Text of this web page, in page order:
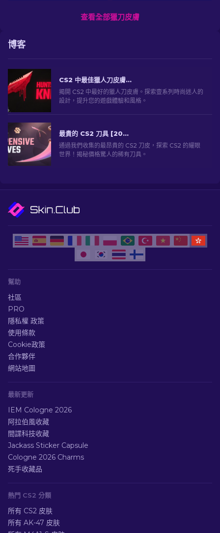
查看全部獵刀皮膚
博客
CS2 中最佳獵人刀皮膚 [2026]
揭開 CS2 中最好的獵人刀皮膚。探索壹系列時尚迷人的
設計，提升您的遊戲體驗和風格。
最貴的 CS2 刀具 [2026]
通過我們收集的最昂貴的 CS2 刀皮，探索 CS2 的耀眼
世界！揭秘價格驚人的稀有刀具。
幫助
社區
PRO
隱私權 政策
使用條款
Cookie政策
合作夥伴
網站地圖
最新更新
IEM Cologne 2026
阿拉伯風收藏
間諜科技收藏
Jackass Sticker Capsule
Cologne 2026 Charms
死手收藏品
熱門 CS2 分類
所有 CS2 皮肤
所有 AK-47 皮肤